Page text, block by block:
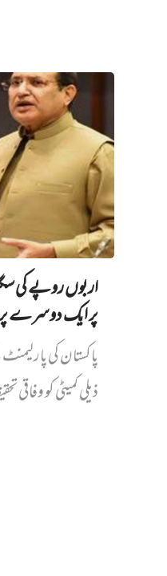
اربوں روپے کی
پر ایک دوسرے پر
پاکستان کی
ذیلی کمیٹی کو